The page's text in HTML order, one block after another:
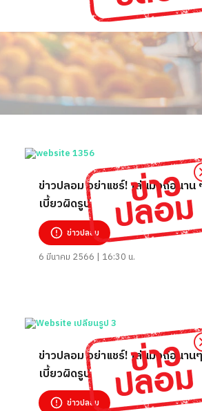
ข่าวปลอม อย่าแชร์! เล่นมือถือนาน
เบี้ยวผิดรูป
ข่าวปลอม
6 มีนาคม 2566 | 16:30 น.
ข่าวปลอม อย่าแชร์! เล่นมือถือนาน
เบี้ยวผิดรูป
ข่าวปลอม